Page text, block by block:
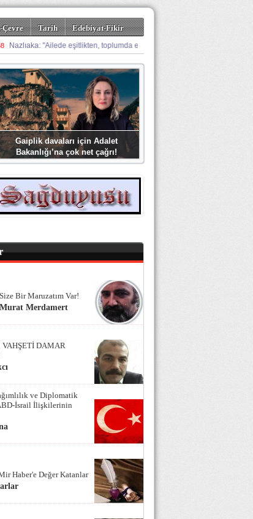
Çevre Tarih
Edebiyat-Fikir
Gaiplik davaları için Adalet
Bakanlığı’na çok net çağrı!
Bir Maruzatım Var!
Merdamert
DAMAR
ve Diplomatik
İsrail İlişkilerinin
Haber'e Değer Katanlar